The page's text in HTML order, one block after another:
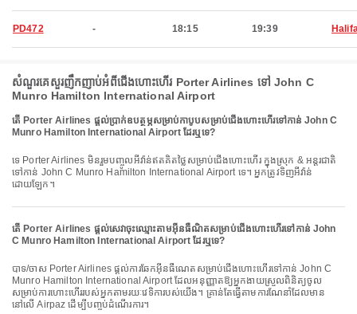
PD472 - 18:15 19:39
សំណួរគេសួរញឹកញាប់អំពីជើងហោះហើរ Porter Airlines ទៅ John C
Munro Hamilton International Airport
តើ Porter Airlines ផ្តល់ប្រាក់ឧបត្ថម្ភសម្រាប់កាបូបសម្រាប់ជើងហោះហើរទៅកាន់ John C
Munro Hamilton International Airport ដែរឬទេ?
ទេ Porter Airlines មិនរួមបញ្ចូលអីវ៉ាន់ឥតគិតថ្លៃសម្រាប់ជើងហោះហើរ ក្នុងស្រុក & អន្តរជាតិ
ទៅកាន់ John C Munro Hamilton International Airport ទេ។ អ្នកត្រូវទិញអីវ៉ាន់
ដោយឡែក។
តើ Porter Airlines ផ្តល់សេវាចុះឈ្មោះតាមអ៊ីនធឺណិតសម្រាប់ជើងហោះហើរទៅកាន់ John
C Munro Hamilton International Airport ដែរឬទេ?
បាទ/ចាស Porter Airlines ផ្តល់ការឆែកអ៊ីនធឺណេតសម្រាប់ជើងហោះហើរទៅកាន់ John C
Munro Hamilton International Airport ដែលអនុញ្ញាតឱ្យអ្នកងាយស្រួលពិនិត្យចូល
សម្រាប់ការហោះហើររបស់អ្នកតាមរយៈវេទិការបស់យើង។ គ្រាន់តែធ្វើតាមការណែនាំដែលមាន
នៅលើ Airpaz ដើម្បីបញ្ចប់ដំណើរការ។